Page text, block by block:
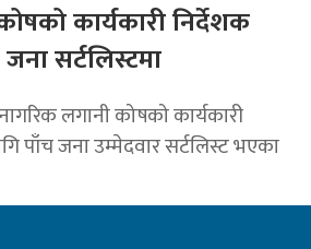
कार्यकारी निर्देशक
सर्टलिस्टमा
लगानी कोषको कार्यकारी
पाँच जना उम्मेदवार सर्टलिस्ट भएका